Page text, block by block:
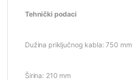
Tehnički podaci
Dužina priključnog kabla: 750 mm
Širina: 210 mm